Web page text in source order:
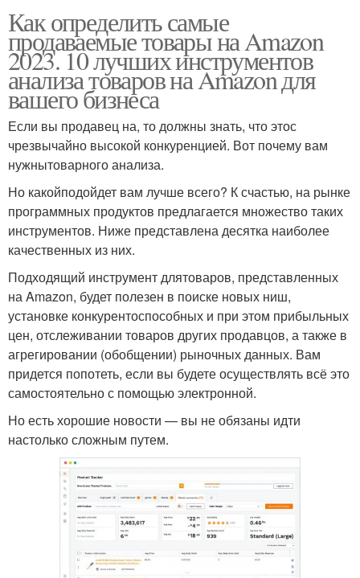
Как определить самые
продаваемые товары на Amazon
2023. 10 лучших инструментов
анализа товаров на Amazon для
вашего бизнеса
Если вы продавец на, то должны знать, что этос
чрезвычайно высокой конкуренцией. Вот почему вам
нужнытоварного анализа.
Но какойподойдет вам лучше всего? К счастью, на рынке
программных продуктов предлагается множество таких
инструментов. Ниже представлена десятка наиболее
качественных из них.
Подходящий инструмент длятоваров, представленных
на Amazon, будет полезен в поиске новых ниш,
установке конкурентоспособных и при этом прибыльных
цен, отслеживании товаров других продавцов, а также в
агрегировании (обобщении) рыночных данных. Вам
придется попотеть, если вы будете осуществлять всё это
самостоятельно с помощью электронной.
Но есть хорошие новости — вы не обязаны идти
настолько сложным путем.